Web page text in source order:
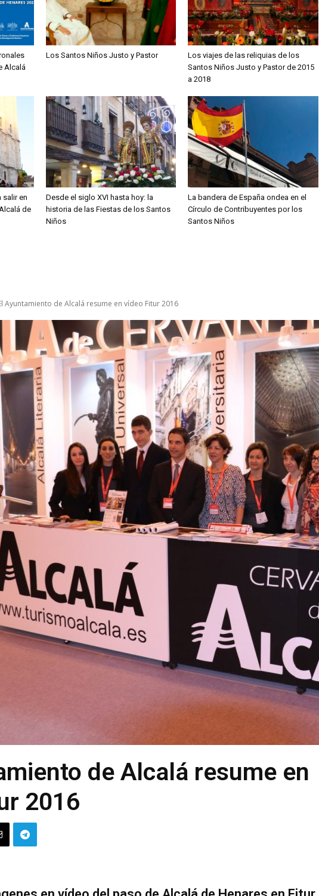
Alcalá
Los Santos Niños Justo y Pastor
Los viajes de las reliquias de los
Santos Niños Justo y Pastor de 2015
a 2018
salir en
de
Desde el siglo XVI hasta hoy: la
historia de las Fiestas de los Santos
Niños
La bandera de España ondea en el
Círculo de Contribuyentes por los
Santos Niños